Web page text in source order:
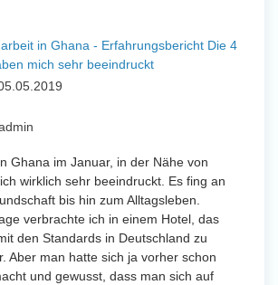
in Ghana - Erfahrungsbericht Die 4
mich sehr beeindruckt
Ghana im Januar, in der Nähe von
wirklich sehr beeindruckt. Es fing an
bis hin zum Alltagsleben.
verbrachte ich in einem Hotel, das
den Standards in Deutschland zu
Aber man hatte sich ja vorher schon
und gewusst, dass man sich auf